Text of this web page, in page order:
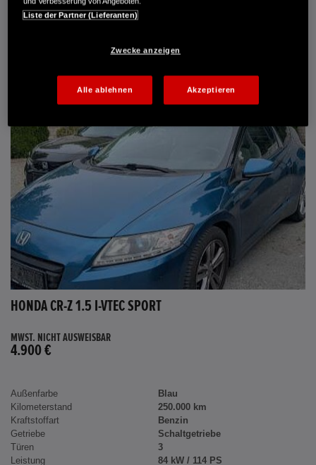
DETAILS
HONDA CR-Z 1.5 I-VTEC SPORT
MWST. NICHT AUSWEISBAR
4.900 €
Außenfarbe
Blau
Kilometerstand
250.000 km
Kraftstoffart
Benzin
Getriebe
Schaltgetriebe
Türen
3
Leistung
84 kW / 114 PS
Liste der Partner (Lieferanten)
Zwecke anzeigen
Alle ablehnen Akzeptieren